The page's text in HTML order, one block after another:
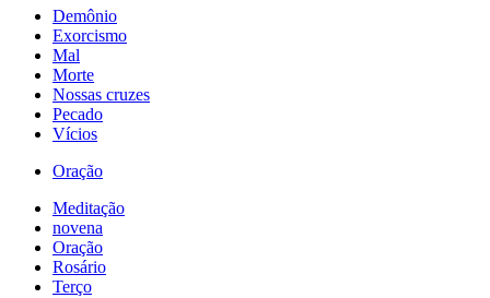
Demônio
Exorcismo
Mal
Morte
Nossas cruzes
Pecado
Vícios
Oração
Meditação
novena
Oração
Rosário
Terço